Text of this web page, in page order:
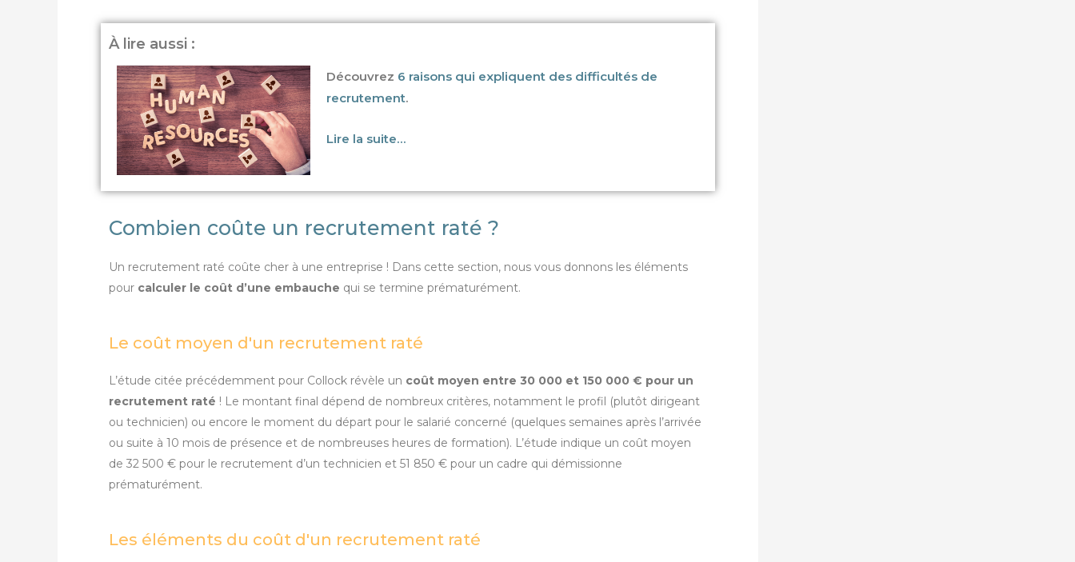
À lire aussi :
Découvrez 6 raisons qui expliquent des difficultés de
recrutement.
Lire la suite…
Combien coûte un recrutement raté ?
Un recrutement raté coûte cher à une entreprise ! Dans cette section, nous vous donnons les éléments
pour calculer le coût d’une embauche qui se termine prématurément.
Le coût moyen d'un recrutement raté
L’étude citée précédemment pour Collock révèle un coût moyen entre 30 000 et 150 000 € pour un
recrutement raté ! Le montant final dépend de nombreux critères, notamment le profil (plutôt dirigeant
ou technicien) ou encore le moment du départ pour le salarié concerné (quelques semaines après l’arrivée
ou suite à 10 mois de présence et de nombreuses heures de formation). L’étude indique un coût moyen
de 32 500 € pour le recrutement d’un technicien et 51 850 € pour un cadre qui démissionne
prématurément.
Les éléments du coût d'un recrutement raté